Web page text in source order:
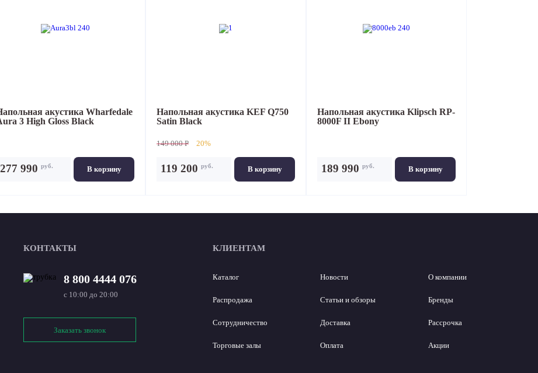
акустика Wharfedale
3 High Gloss Black
В корзину
277 990 руб.
Напольная акустика KEF Q750
Satin Black
149 000 P 20%
В корзину
119 200 руб.
Напольная акустика Klipsch RP-
8000F II Ebony
В корзину
189 990 руб.
КОНТАКТЫ
8 800 4444 076
с 10:00 до 20:00
Заказать звонок
КЛИЕНТАМ
Каталог
Распродажа
Сотрудничество
Торговые залы
Новости
Статьи и обзоры
Доставка
Оплата
О компании
Бренды
Рассрочка
Акции